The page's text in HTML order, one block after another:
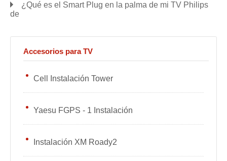
¿Qué es el Smart Plug en la palma de mi TV Philips
de
Accesorios para TV
Cell Instalación Tower
Yaesu FGPS - 1 Instalación
Instalación XM Roady2